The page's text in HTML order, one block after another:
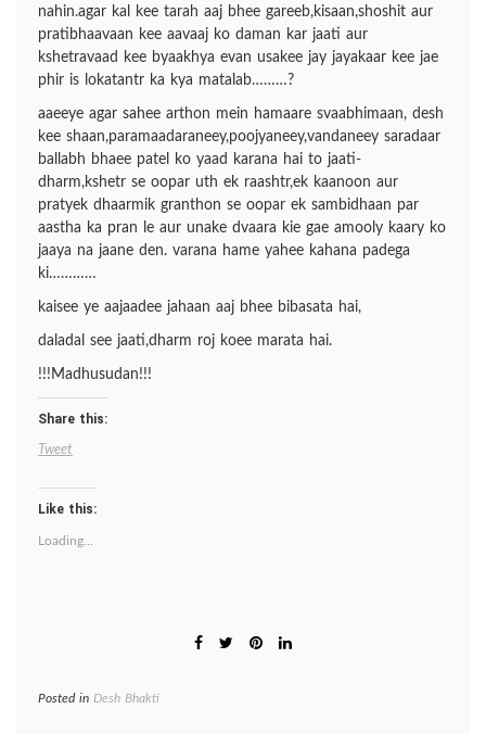
nahin.agar kal kee tarah aaj bhee gareeb,kisaan,shoshit aur
pratibhaavaan kee aavaaj ko daman kar jaati aur
kshetravaad kee byaakhya evan usakee jay jayakaar kee jae
phir is lokatantr ka kya matalab………?
aaeeye agar sahee arthon mein hamaare svaabhimaan, desh
kee shaan,paramaadaraneey,poojyaneey,vandaneey saradaar
ballabh bhaee patel ko yaad karana hai to jaati-
dharm,kshetr se oopar uth ek raashtr,ek kaanoon aur
pratyek dhaarmik granthon se oopar ek sambidhaan par
aastha ka pran le aur unake dvaara kie gae amooly kaary ko
jaaya na jaane den. varana hame yahee kahana padega
ki…………
kaisee ye aajaadee jahaan aaj bhee bibasata hai,
daladal see jaati,dharm roj koee marata hai.
!!!Madhusudan!!!
Share this:
Tweet
Like this:
Loading...
Posted in Desh Bhakti